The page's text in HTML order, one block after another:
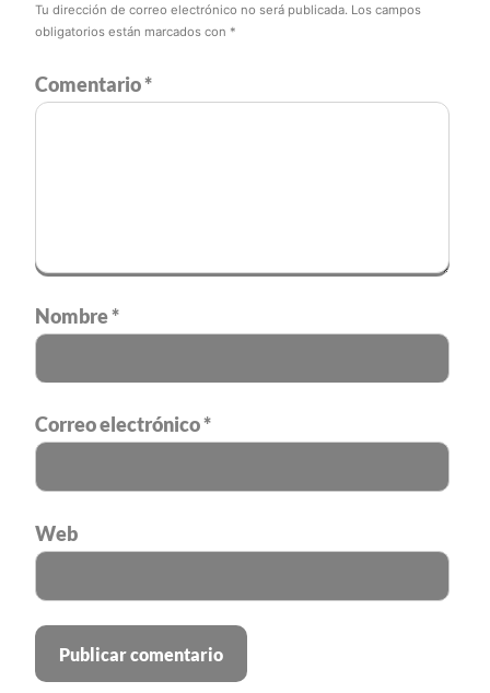
Tu dirección de correo electrónico no será publicada. Los campos
obligatorios están marcados con *
Comentario*
Nombre*
Correo electrónico*
Web